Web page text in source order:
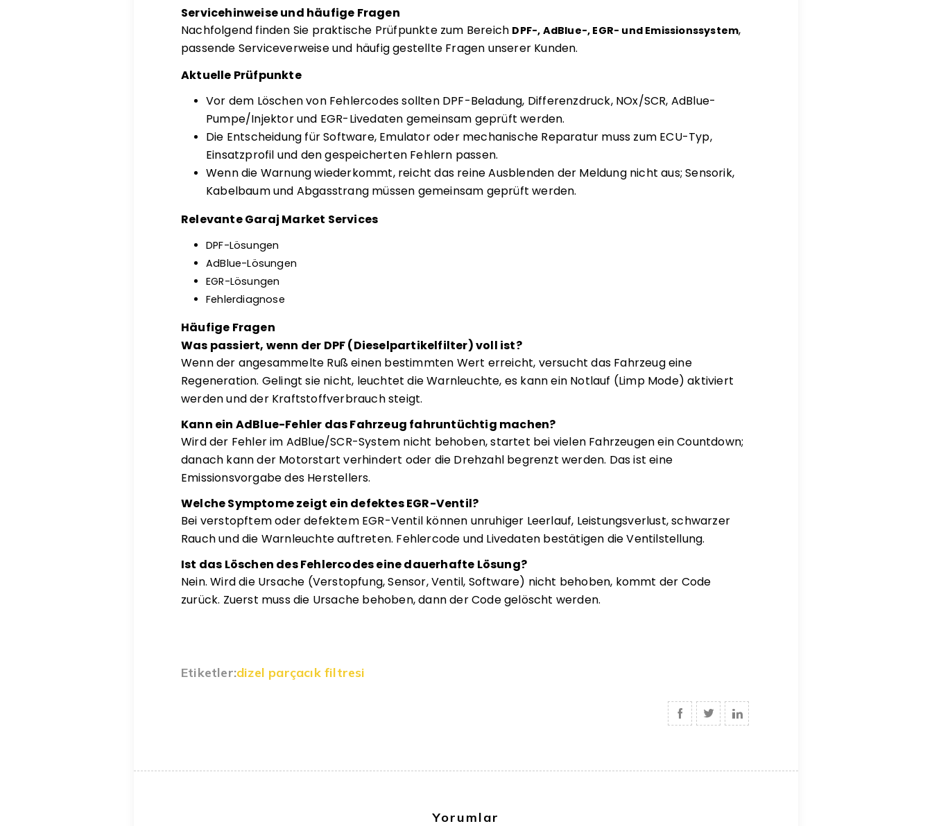
Servicehinweise und häufige Fragen
Nachfolgend finden Sie praktische Prüfpunkte zum Bereich DPF-, AdBlue-, EGR- und Emissionssystem,
passende Serviceverweise und häufig gestellte Fragen unserer Kunden.
Aktuelle Prüfpunkte
Vor dem Löschen von Fehlercodes sollten DPF-Beladung, Differenzdruck, NOx/SCR, AdBlue-
Pumpe/Injektor und EGR-Livedaten gemeinsam geprüft werden.
Die Entscheidung für Software, Emulator oder mechanische Reparatur muss zum ECU-Typ,
Einsatzprofil und den gespeicherten Fehlern passen.
Wenn die Warnung wiederkommt, reicht das reine Ausblenden der Meldung nicht aus; Sensorik,
Kabelbaum und Abgasstrang müssen gemeinsam geprüft werden.
Relevante Garaj Market Services
DPF-Lösungen
AdBlue-Lösungen
EGR-Lösungen
Fehlerdiagnose
Häufige Fragen
Was passiert, wenn der DPF (Dieselpartikelfilter) voll ist?
Wenn der angesammelte Ruß einen bestimmten Wert erreicht, versucht das Fahrzeug eine
Regeneration. Gelingt sie nicht, leuchtet die Warnleuchte, es kann ein Notlauf (Limp Mode) aktiviert
werden und der Kraftstoffverbrauch steigt.
Kann ein AdBlue-Fehler das Fahrzeug fahruntüchtig machen?
Wird der Fehler im AdBlue/SCR-System nicht behoben, startet bei vielen Fahrzeugen ein Countdown;
danach kann der Motorstart verhindert oder die Drehzahl begrenzt werden. Das ist eine
Emissionsvorgabe des Herstellers.
Welche Symptome zeigt ein defektes EGR-Ventil?
Bei verstopftem oder defektem EGR-Ventil können unruhiger Leerlauf, Leistungsverlust, schwarzer
Rauch und die Warnleuchte auftreten. Fehlercode und Livedaten bestätigen die Ventilstellung.
Ist das Löschen des Fehlercodes eine dauerhafte Lösung?
Nein. Wird die Ursache (Verstopfung, Sensor, Ventil, Software) nicht behoben, kommt der Code
zurück. Zuerst muss die Ursache behoben, dann der Code gelöscht werden.
Etiketler:dizel parçacık filtresi
Yorumlar